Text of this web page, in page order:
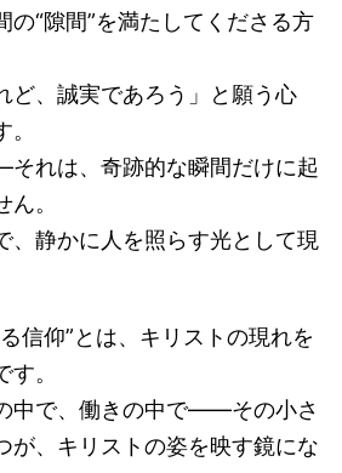
の“隙間”を満たしてくださる方
ど、誠実であろう」と願う心
れは、奇跡的な瞬間だけに起
。
、静かに人を照らす光として現
信仰”とは、キリストの現れを
。
中で、働きの中で――その小さ
が、キリストの姿を映す鏡にな